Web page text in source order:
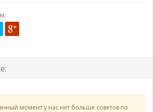
момент у нас нет больше советов по